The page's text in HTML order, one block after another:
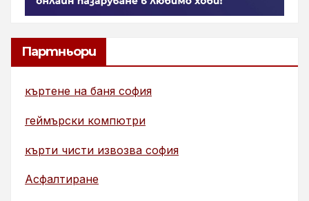
Партньори
къртене на баня софия
геймърски компютри
кърти чисти извозва софия
Асфалтиране